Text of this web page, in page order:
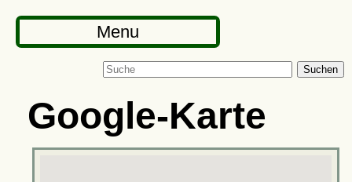
Menu
Suchen
Google-Karte